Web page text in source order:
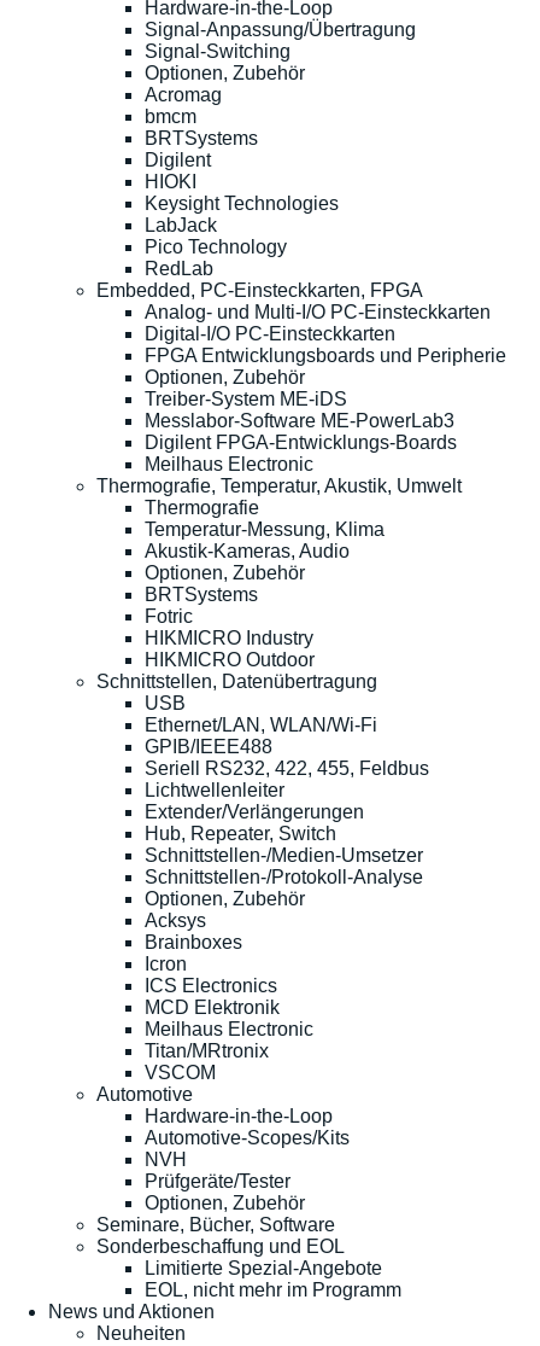
Hardware-in-the-Loop
Signal-Anpassung/Übertragung
Signal-Switching
Optionen, Zubehör
Acromag
bmcm
BRTSystems
Digilent
HIOKI
Keysight Technologies
LabJack
Pico Technology
RedLab
Embedded, PC-Einsteckkarten, FPGA
Analog- und Multi-I/O PC-Einsteckkarten
Digital-I/O PC-Einsteckkarten
FPGA Entwicklungsboards und Peripherie
Optionen, Zubehör
Treiber-System ME-iDS
Messlabor-Software ME-PowerLab3
Digilent FPGA-Entwicklungs-Boards
Meilhaus Electronic
Thermografie, Temperatur, Akustik, Umwelt
Thermografie
Temperatur-Messung, Klima
Akustik-Kameras, Audio
Optionen, Zubehör
BRTSystems
Fotric
HIKMICRO Industry
HIKMICRO Outdoor
Schnittstellen, Datenübertragung
USB
Ethernet/LAN, WLAN/Wi-Fi
GPIB/IEEE488
Seriell RS232, 422, 455, Feldbus
Lichtwellenleiter
Extender/Verlängerungen
Hub, Repeater, Switch
Schnittstellen-/Medien-Umsetzer
Schnittstellen-/Protokoll-Analyse
Optionen, Zubehör
Acksys
Brainboxes
Icron
ICS Electronics
MCD Elektronik
Meilhaus Electronic
Titan/MRtronix
VSCOM
Automotive
Hardware-in-the-Loop
Automotive-Scopes/Kits
NVH
Prüfgeräte/Tester
Optionen, Zubehör
Seminare, Bücher, Software
Sonderbeschaffung und EOL
Limitierte Spezial-Angebote
EOL, nicht mehr im Programm
News und Aktionen
Neuheiten